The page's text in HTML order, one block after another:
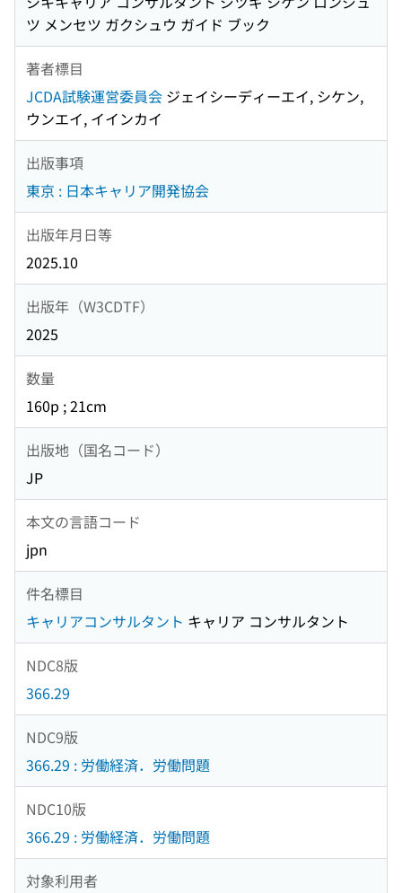
ツ メンセツ ガクシュウ ガイド ブック
著者標目
JCDA試験運営委員会 ジェイシーディーエイ, シケン,
ウンエイ, イインカイ
出版事項
東京 : 日本キャリア開発協会
出版年月日等
2025.10
出版年（W3CDTF）
2025
数量
160p ; 21cm
出版地（国名コード）
JP
本文の言語コード
jpn
件名標目
キャリアコンサルタント キャリア コンサルタント
NDC8版
366.29
NDC9版
366.29 : 労働経済．労働問題
NDC10版
366.29 : 労働経済．労働問題
対象利用者